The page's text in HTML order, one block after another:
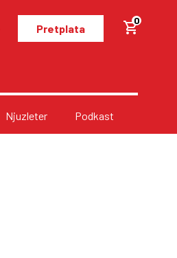
Pretplata
0
Njuzleter Podkast